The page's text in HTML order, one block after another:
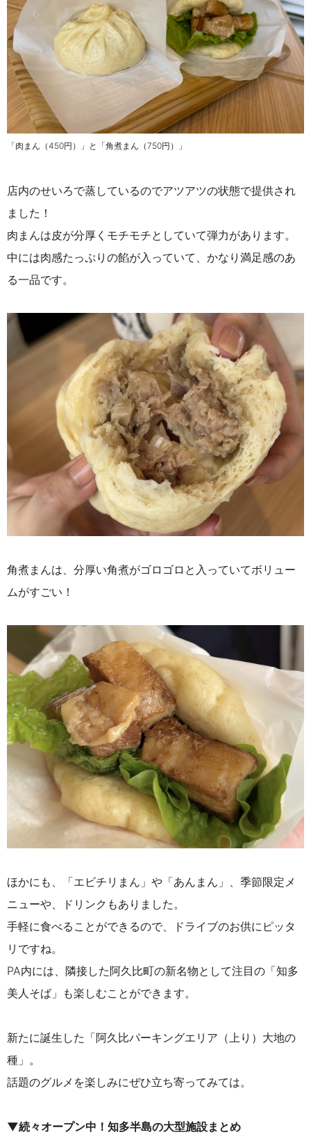
「肉まん（450円）」と「角煮まん（750円）」
店内のせいろで蒸しているのでアツアツの状態で提供され
ました！
肉まんは皮が分厚くモチモチとしていて弾力があります。
中には肉感たっぷりの餡が入っていて、かなり満足感のあ
る一品です。
角煮まんは、分厚い角煮がゴロゴロと入っていてボリュー
ムがすごい！
ほかにも、「エビチリまん」や「あんまん」、季節限定メ
ニューや、ドリンクもありました。
手軽に食べることができるので、ドライブのお供にピッタ
リですね。
PA内には、隣接した阿久比町の新名物として注目の「知多
美人そば」も楽しむことができます。
新たに誕生した「阿久比パーキングエリア（上り）大地の
種」。
話題のグルメを楽しみにぜひ立ち寄ってみては。
▼続々オープン中！知多半島の大型施設まとめ